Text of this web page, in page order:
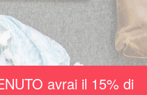
avrai il 15% di